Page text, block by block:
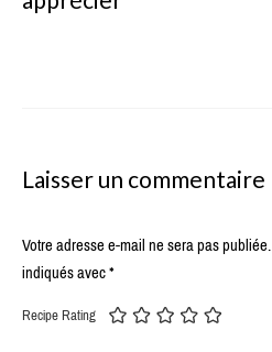
Laisser un commentaire
Votre adresse e-mail ne sera pas publiée.
indiqués avec*
Recipe Rating